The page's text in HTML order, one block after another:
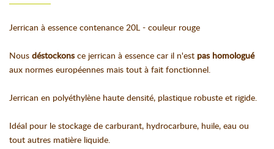
Jerrican à essence contenance 20L - couleur rouge
Nous déstockons ce jerrican à essence car il n'est pas homologué
aux normes européennes mais tout à fait fonctionnel.
Jerrican en polyéthylène haute densité, plastique robuste et rigide.
Idéal pour le stockage de carburant, hydrocarbure, huile, eau ou
tout autres matière liquide.